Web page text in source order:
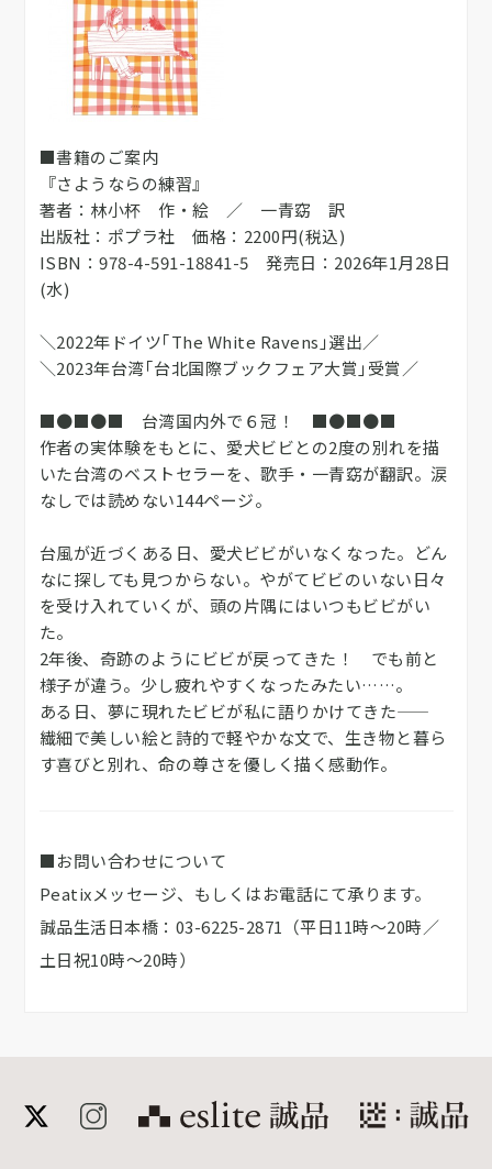
■書籍のご案内
『さようならの練習』
著者：林小杯 作・絵 ／ 一青窈 訳
出版社：ポプラ社 価格：2200円(税込)
ISBN：978-4-591-18841-5 発売日：2026年1月28日
(水)
＼2022年ドイツ｢The White Ravens｣選出／
＼2023年台湾｢台北国際ブックフェア大賞｣受賞／
■●■●■ 台湾国内外で６冠！ ■●■●■
作者の実体験をもとに、愛犬ビビとの2度の別れを描
いた台湾のベストセラーを、歌手・一青窈が翻訳。涙
なしでは読めない144ページ。
台風が近づくある日、愛犬ビビがいなくなった。どん
なに探しても見つからない。やがてビビのいない日々
を受け入れていくが、頭の片隅にはいつもビビがい
た。
2年後、奇跡のようにビビが戻ってきた！ でも前と
様子が違う。少し疲れやすくなったみたい……。
ある日、夢に現れたビビが私に語りかけてきた――
繊細で美しい絵と詩的で軽やかな文で、生き物と暮ら
す喜びと別れ、命の尊さを優しく描く感動作。
■お問い合わせについて
Peatixメッセージ、もしくはお電話にて承ります。
誠品生活日本橋：03-6225-2871（平日11時～20時／
土日祝10時～20時）